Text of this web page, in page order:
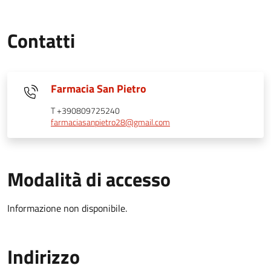
Contatti
Farmacia San Pietro
T +390809725240
farmaciasanpietro28@gmail.com
Modalità di accesso
Informazione non disponibile.
Indirizzo